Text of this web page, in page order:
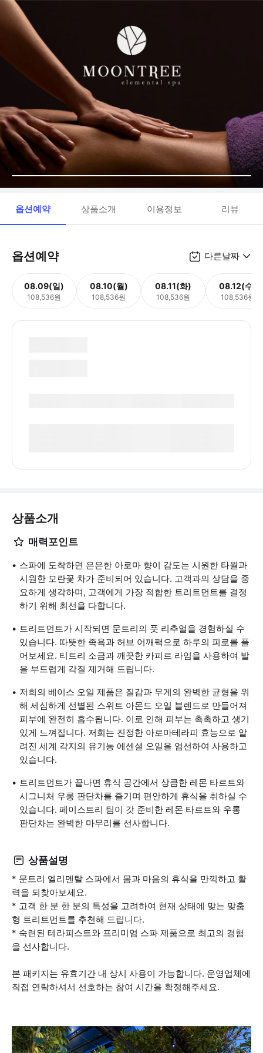
옵션예약 상품소개 이용정보 리뷰
옵션예약 다른날짜
08.09(일)
108,536원
08.10(월)
108,536원
08.11(화)
108,536원
08.12(수)
108,536원
상품소개
매력포인트
스파에 도착하면 은은한 아로마 향이 감도는 시원한 타월과
시원한 모란꽃 차가 준비되어 있습니다. 고객과의 상담을 중
요하게 생각하며, 고객에게 가장 적합한 트리트먼트를 결정
하기 위해 최선을 다합니다.
트리트먼트가 시작되면 문트리의 풋 리추얼을 경험하실 수
있습니다. 따뜻한 족욕과 허브 어깨팩으로 하루의 피로를 풀
어보세요. 티트리 소금과 깨끗한 카피르 라임을 사용하여 발
을 부드럽게 각질 제거해 드립니다.
저희의 베이스 오일 제품은 질감과 무게의 완벽한 균형을 위
해 세심하게 선별된 스위트 아몬드 오일 블렌드로 만들어져
피부에 완전히 흡수됩니다. 이로 인해 피부는 촉촉하고 생기
있게 느껴집니다. 저희는 진정한 아로마테라피 효능으로 알
려진 세계 각지의 유기농 에센셜 오일을 엄선하여 사용하고
있습니다.
트리트먼트가 끝나면 휴식 공간에서 상큼한 레몬 타르트와
시그니처 우롱 판단차를 즐기며 편안하게 휴식을 취하실 수
있습니다. 페이스트리 팀이 갓 준비한 레몬 타르트와 우롱
판단차는 완벽한 마무리를 선사합니다.
상품설명
* 문트리 엘리멘탈 스파에서 몸과 마음의 휴식을 만끽하고 활
력을 되찾아보세요.
* 고객 한 분 한 분의 특성을 고려하여 현재 상태에 맞는 맞춤
형 트리트먼트를 추천해 드립니다.
* 숙련된 테라피스트와 프리미엄 스파 제품으로 최고의 경험
을 선사합니다.
본 패키지는 유효기간 내 상시 사용이 가능합니다. 운영업체에
직접 연락하셔서 선호하는 참여 시간을 확정해주세요.